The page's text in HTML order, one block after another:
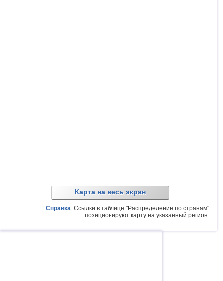
Карта на весь экран
Справка: Ссылки в таблице "Распределение по странам"
позиционируют карту на указанный регион.